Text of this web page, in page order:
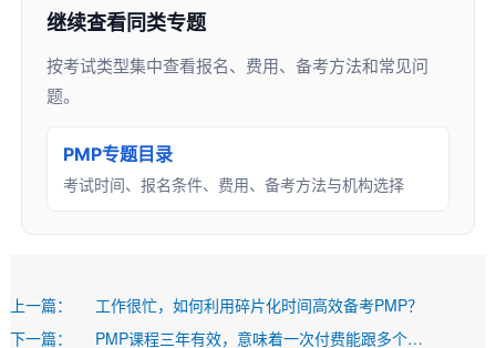
继续查看同类专题
按考试类型集中查看报名、费用、备考方法和常见问
题。
PMP专题目录
考试时间、报名条件、费用、备考方法与机构选择
上一篇：
工作很忙，如何利用碎片化时间高效备考PMP？
下一篇：
PMP课程三年有效，意味着一次付费能跟多个考期吗？